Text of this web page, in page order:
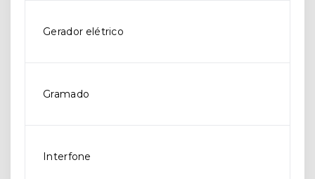
Gerador elétrico
Gramado
Interfone